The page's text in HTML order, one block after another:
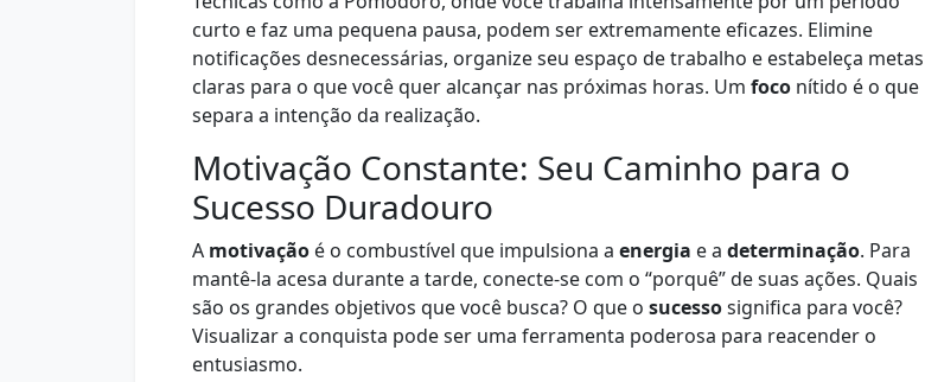
curto e faz uma pequena pausa, podem ser extremamente eficazes. Elimine
notificações desnecessárias, organize seu espaço de trabalho e estabeleça metas
claras para o que você quer alcançar nas próximas horas. Um foco nítido é o que
separa a intenção da realização.
Motivação Constante: Seu Caminho para o
Sucesso Duradouro
A motivação é o combustível que impulsiona a energia e a determinação. Para
mantê-la acesa durante a tarde, conecte-se com o “porquê” de suas ações. Quais
são os grandes objetivos que você busca? O que o sucessosignifica para você?
Visualizar a conquista pode ser uma ferramenta poderosa para reacender o
entusiasmo.